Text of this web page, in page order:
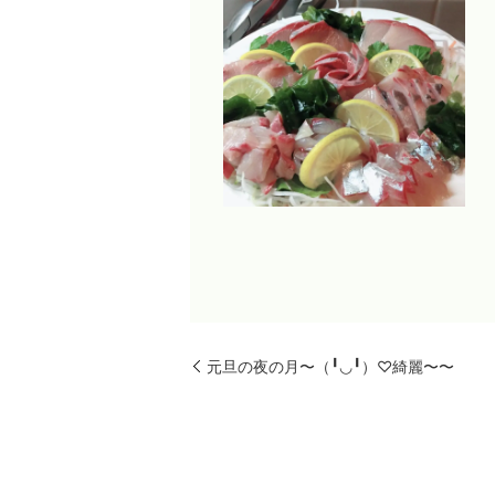
元旦の夜の月〜（╹◡╹）♡綺麗〜〜